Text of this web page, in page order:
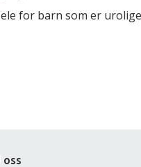
for barn som er
oss